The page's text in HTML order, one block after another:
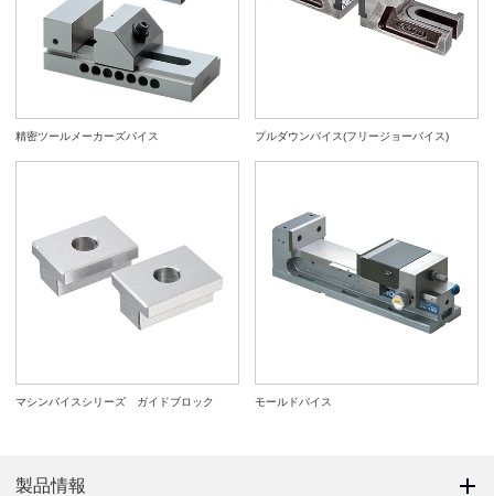
精密ツールメーカーズバイス プルダウンバイス(フリージョーバイス)
マシンバイスシリーズ ガイドブロック モールドバイス
製品情報